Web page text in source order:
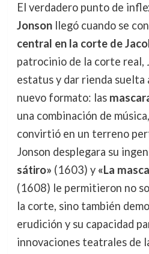
El verdadero punto de
Jonsonllegó cuando se
central en la corte de
patrocinio de la corte real,
estatus y dar rienda suelta
nuevo formato: las
una combinación de
convirtió en un terreno
Jonson desplegara su
sátiro» (1603) y «La
(1608) le permitieron no
la corte, sino también
erudición y su capacidad
innovaciones teatrales de